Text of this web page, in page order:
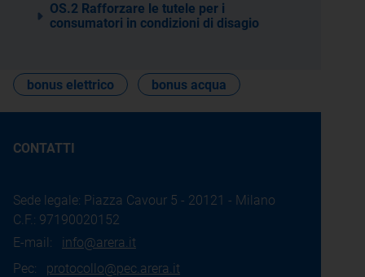
OS.2 Rafforzare le tutele per i
consumatori in condizioni di disagio
bonus elettrico bonus acqua
CONTATTI
Sede legale: Piazza Cavour 5 - 20121 - Milano
C.F.: 97190020152
E-mail: info@arera.it
Pec: protocollo@pec.arera.it